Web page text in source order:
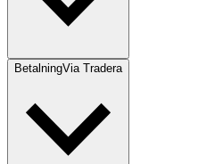
BetalningVia Tradera